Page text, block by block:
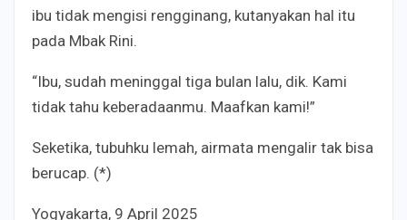
ibu tidak mengisi rengginang, kutanyakan hal itu
pada Mbak Rini.
“Ibu, sudah meninggal tiga bulan lalu, dik. Kami
tidak tahu keberadaanmu. Maafkan kami!”
Seketika, tubuhku lemah, airmata mengalir tak bisa
berucap. (*)
Yogyakarta, 9 April 2025